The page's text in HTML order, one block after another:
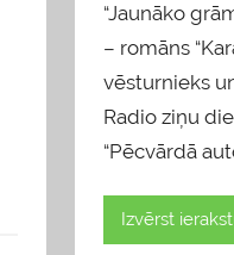
“Jaunāko
– romāns
vēsturnieks
Radio ziņu
“Pēcvārdā
Izvērst